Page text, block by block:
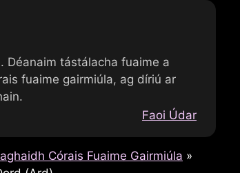
Déanaim tástálacha fuaime a
fuaime gairmiúla, ag díriú ar
Faoi Údar
Córais Fuaime Gairmiúla »